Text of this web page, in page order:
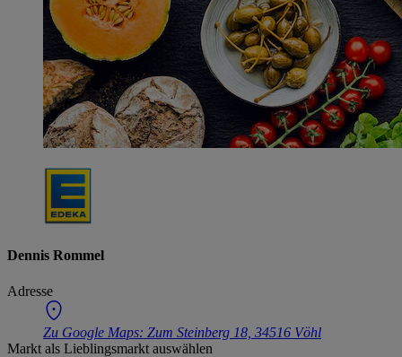
Dennis Rommel
Adresse
Zu Google Maps: Zum Steinberg 18, 34516 Vöhl
Markt als Lieblingsmarkt auswählen